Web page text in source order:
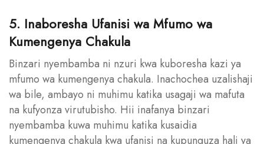
5. Inaboresha Ufanisi wa Mfumo wa
Kumengenya Chakula
Binzari nyembamba ni nzuri kwa kuboresha kazi ya
mfumo wa kumengenya chakula. Inachochea uzalishaji
wa bile, ambayo ni muhimu katika usagaji wa mafuta
na kufyonza virutubisho. Hii inafanya binzari
nyembamba kuwa muhimu katika kusaidia
kumengenya chakula kwa ufanisi na kupunguza hali ya